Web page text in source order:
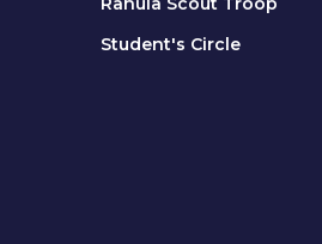
Student's Circle